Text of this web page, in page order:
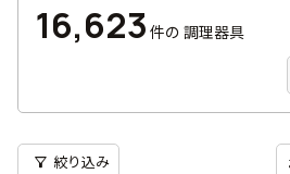
filter_alt 絞り込み
16,623 件の 調理器具